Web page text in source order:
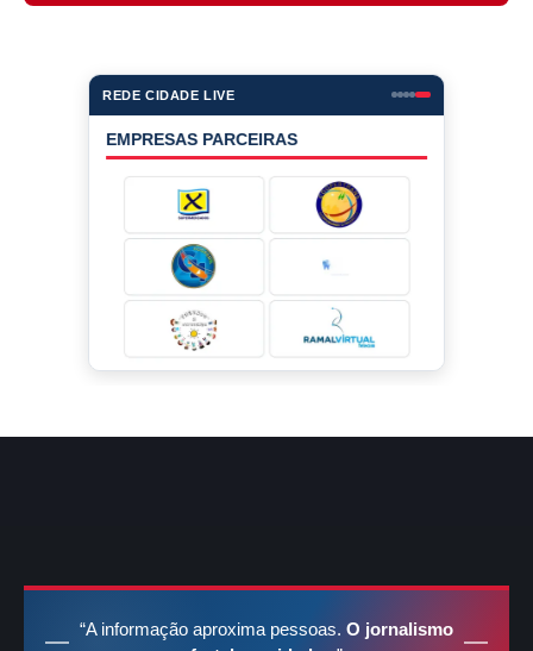
REDE CIDADE LIVE
EMPRESAS PARCEIRAS
“A informação aproxima pessoas. O jornalismo